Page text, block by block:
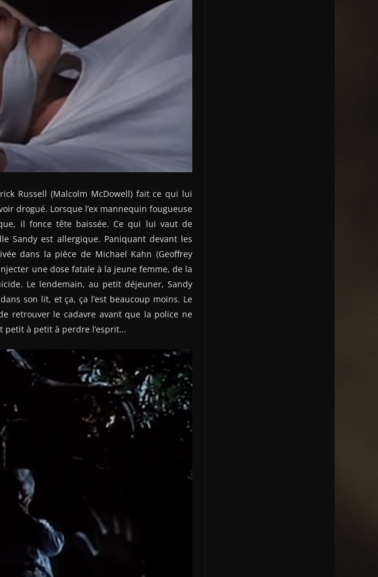
Russell (Malcolm McDowell) fait ce qui lui
drogué. Lorsque l’ex mannequin fougueuse
il fonce tête baissée. Ce qui lui vaut de
Sandy est allergique. Paniquant devant les
dans la pièce de Michael Kahn (Geoffrey
une dose fatale à la jeune femme, de la
Le lendemain, au petit déjeuner, Sandy
son lit, et ça, ça l’est beaucoup moins. Le
retrouver le cadavre avant que la police ne
petit à petit à perdre l’esprit…